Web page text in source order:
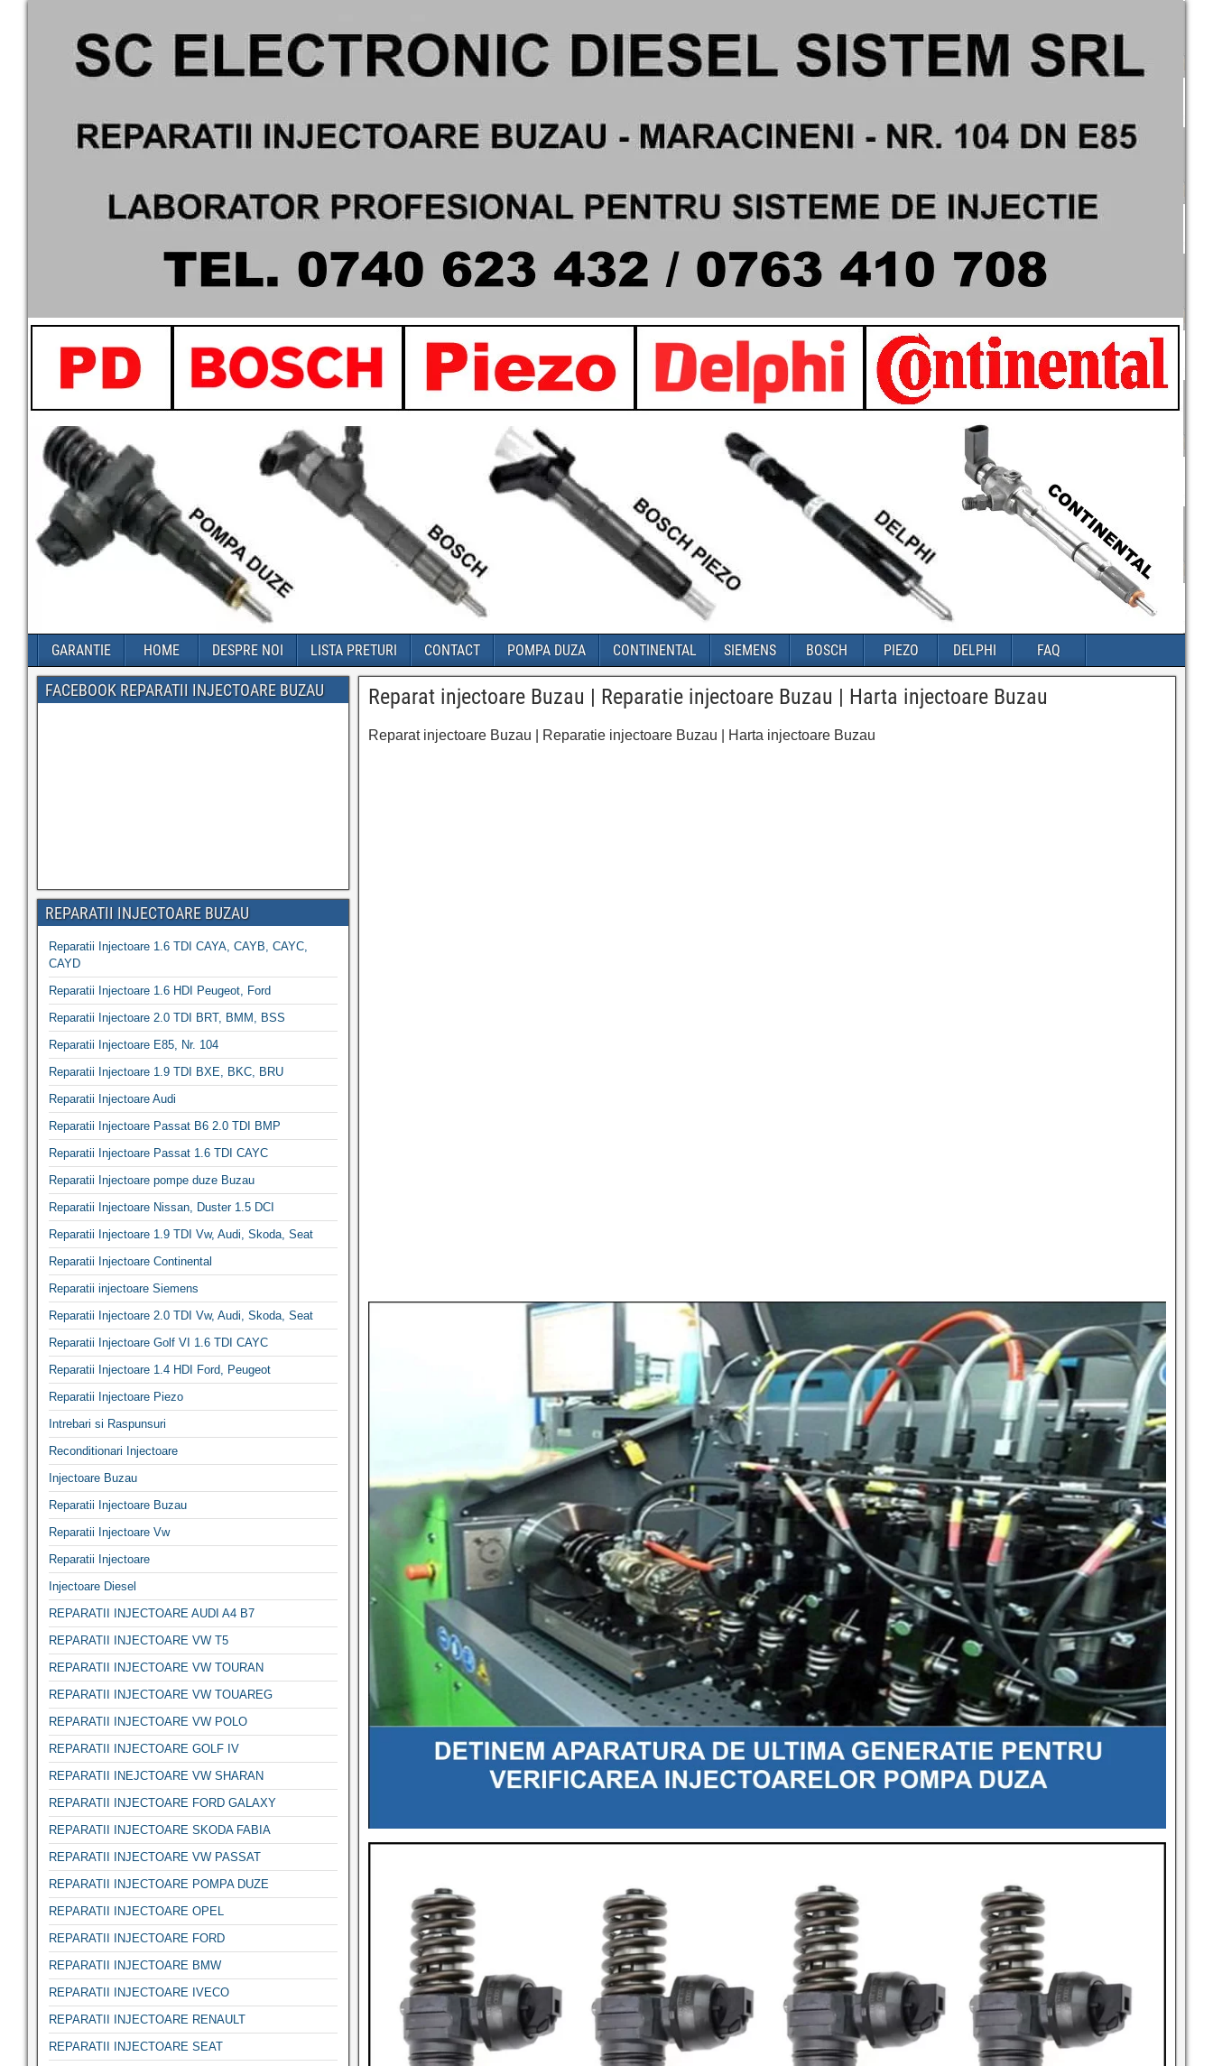
GARANTIE HOME DESPRE NOI LISTA PRETURI CONTACT POMPA DUZA CONTINENTAL SIEMENS BOSCH PIEZO DELPHI FAQ
Reparat injectoare Buzau | Reparatie injectoare Buzau | Harta injectoare Buzau
Reparat injectoare Buzau | Reparatie injectoare Buzau | Harta injectoare Buzau
FACEBOOK REPARATII INJECTOARE BUZAU
REPARATII INJECTOARE BUZAU
Reparatii Injectoare 1.6 TDI CAYA, CAYB, CAYC,
CAYD
Reparatii Injectoare 1.6 HDI Peugeot, Ford
Reparatii Injectoare 2.0 TDI BRT, BMM, BSS
Reparatii Injectoare E85, Nr. 104
Reparatii Injectoare 1.9 TDI BXE, BKC, BRU
Reparatii Injectoare Audi
Reparatii Injectoare Passat B6 2.0 TDI BMP
Reparatii Injectoare Passat 1.6 TDI CAYC
Reparatii Injectoare pompe duze Buzau
Reparatii Injectoare Nissan, Duster 1.5 DCI
Reparatii Injectoare 1.9 TDI Vw, Audi, Skoda, Seat
Reparatii Injectoare Continental
Reparatii injectoare Siemens
Reparatii Injectoare 2.0 TDI Vw, Audi, Skoda, Seat
Reparatii Injectoare Golf VI 1.6 TDI CAYC
Reparatii Injectoare 1.4 HDI Ford, Peugeot
Reparatii Injectoare Piezo
Intrebari si Raspunsuri
Reconditionari Injectoare
Injectoare Buzau
Reparatii Injectoare Buzau
Reparatii Injectoare Vw
Reparatii Injectoare
Injectoare Diesel
REPARATII INJECTOARE AUDI A4 B7
REPARATII INJECTOARE VW T5
REPARATII INJECTOARE VW TOURAN
REPARATII INJECTOARE VW TOUAREG
REPARATII INJECTOARE VW POLO
REPARATII INJECTOARE GOLF IV
REPARATII INEJCTOARE VW SHARAN
REPARATII INJECTOARE FORD GALAXY
REPARATII INJECTOARE SKODA FABIA
REPARATII INJECTOARE VW PASSAT
REPARATII INJECTOARE POMPA DUZE
REPARATII INJECTOARE OPEL
REPARATII INJECTOARE FORD
REPARATII INJECTOARE BMW
REPARATII INJECTOARE IVECO
REPARATII INJECTOARE RENAULT
REPARATII INJECTOARE SEAT